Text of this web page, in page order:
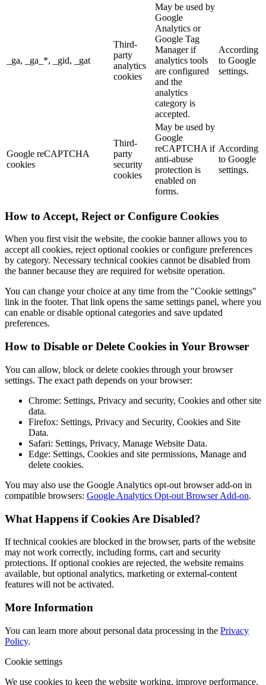
_ga, _ga_*, _gid, _gat
Third-
party
analytics
cookies
May be used by
Google
Analytics or
Google Tag
Manager if
analytics tools
are configured
and the
analytics
category is
accepted.
According
to Google
settings.
Google reCAPTCHA
cookies
Third-
party
security
cookies
May be used by
Google
reCAPTCHA if
anti-abuse
protection is
enabled on
forms.
According
to Google
settings.
How to Accept, Reject or Configure Cookies
When you first visit the website, the cookie banner allows you to
accept all cookies, reject optional cookies or configure preferences
by category. Necessary technical cookies cannot be disabled from
the banner because they are required for website operation.
You can change your choice at any time from the "Cookie settings"
link in the footer. That link opens the same settings panel, where you
can enable or disable optional categories and save updated
preferences.
How to Disable or Delete Cookies in Your Browser
You can allow, block or delete cookies through your browser
settings. The exact path depends on your browser:
Chrome: Settings, Privacy and security, Cookies and other site
data.
Firefox: Settings, Privacy and Security, Cookies and Site
Data.
Safari: Settings, Privacy, Manage Website Data.
Edge: Settings, Cookies and site permissions, Manage and
delete cookies.
You may also use the Google Analytics opt-out browser add-on in
compatible browsers: Google Analytics Opt-out Browser Add-on.
What Happens if Cookies Are Disabled?
If technical cookies are blocked in the browser, parts of the website
may not work correctly, including forms, cart and security
protections. If optional cookies are rejected, the website remains
available, but optional analytics, marketing or external-content
features will not be activated.
More Information
You can learn more about personal data processing in the Privacy
Policy.
Cookie settings
We use cookies to keep the website working, improve performance,